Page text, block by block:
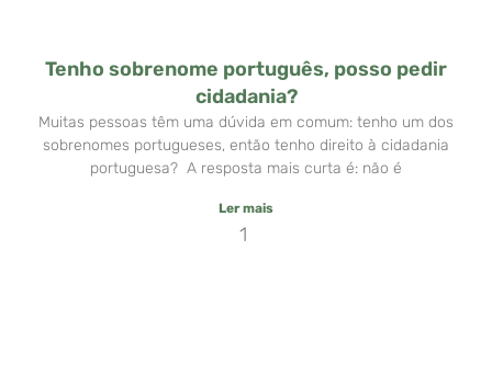
Tenho sobrenome português, posso pedir
cidadania?
Muitas pessoas têm uma dúvida em comum: tenho um dos
sobrenomes portugueses, então tenho direito à cidadania
portuguesa? A resposta mais curta é: não é
Ler mais
1